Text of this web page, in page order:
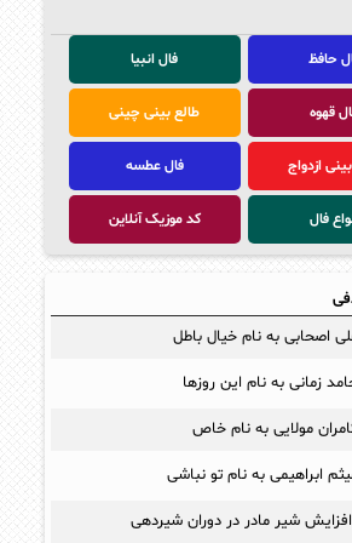
حافظ فال انبیا
قهوه طالع بینی چینی
ازدواج فال عطسه
فال کد موزیک آنلاین
اصحابی به نام خیال باطل
زمانی به نام این روزها
مولایی به نام خاص
ابراهیمی به نام تو نباشی